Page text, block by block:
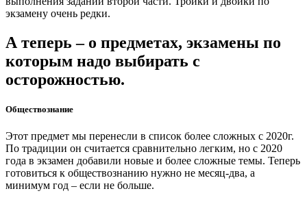
экзамену очень редки.
А теперь – о предметах, экзамены по
которым надо выбирать с
осторожностью.
Обществознание
Этот предмет мы перенесли в список более сложных с 2020г.
По традиции он считается сравнительно легким, но с 2020
года в экзамен добавили новые и более сложные темы. Теперь
готовиться к обществознанию нужно не месяц-два, а
минимум год – если не больше.